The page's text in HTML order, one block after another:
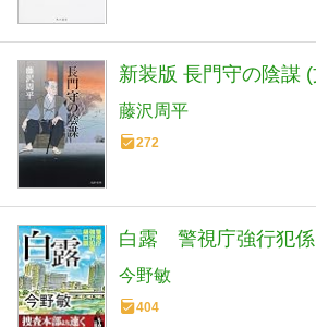
新装版 長門守の陰謀
藤沢周平
272
白露 警視庁強行犯
今野敏
404